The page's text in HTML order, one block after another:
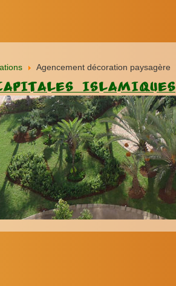
Agencement décoration paysagère
ISLAMIQUES